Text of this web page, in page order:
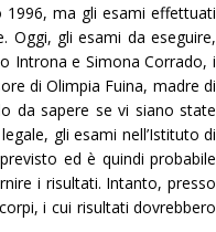
ma gli esami effettuati
Oggi, gli esami da eseguire,
Introna e Simona Corrado, i
di Olimpia Fuina, madre di
da sapere se vi siano state
gli esami nell’Istituto di
ed è quindi probabile
i risultati. Intanto, presso
i cui risultati dovrebbero